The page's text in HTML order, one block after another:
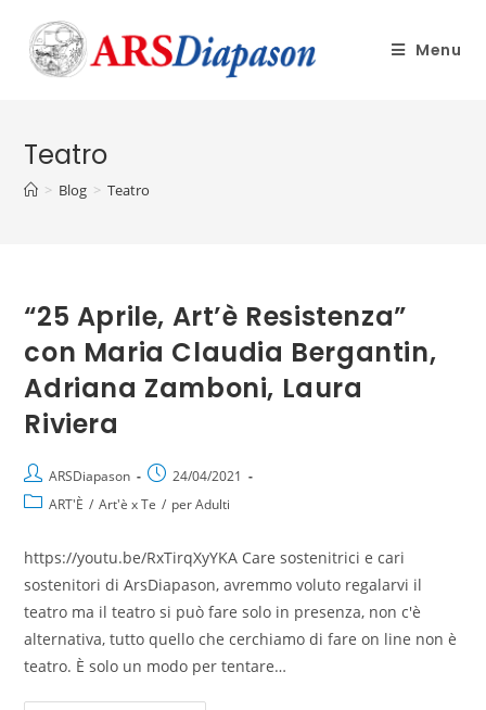
Menu
Teatro
> Blog > Teatro
“25 Aprile, Art’è Resistenza”
con Maria Claudia Bergantin,
Adriana Zamboni, Laura
Riviera
ARSDiapason
24/04/2021
ART'È / Art'è x Te / per Adulti
https://youtu.be/RxTirqXyYKA Care sostenitrici e cari
sostenitori di ArsDiapason, avremmo voluto regalarvi il
teatro ma il teatro si può fare solo in presenza, non c'è
alternativa, tutto quello che cerchiamo di fare on line non è
teatro. È solo un modo per tentare…